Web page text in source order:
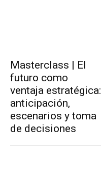
Masterclass | El
futuro como
ventaja estratégica:
anticipación,
escenarios y toma
de decisiones